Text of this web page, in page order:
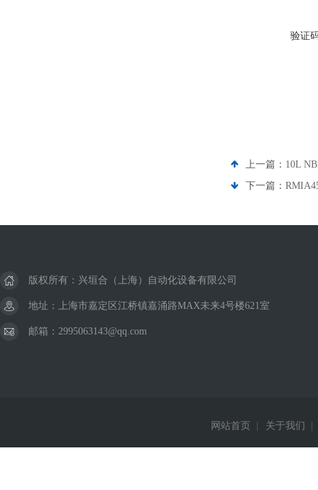
验证
上一篇： 10L
下一篇：
版权所有：兴垣合（上海）自动化设备有限公司
地址：上海市嘉定区江桥镇嘉涌路MAX未来4号楼621室
邮箱：2995063143@qq.com
网站首页 关于我们